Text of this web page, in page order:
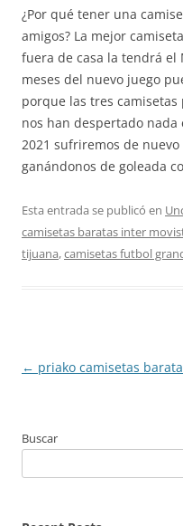
¿Por qué tener una
amigos? La mejor
fuera de casa la tendrá el
meses del nuevo juego
porque las tres
nos han despertado
2021 sufriremos de
ganándonos de goleada
Esta entrada se publicó en
camisetas baratas inter
tijuana,camisetas futbol
Navegación
← priako camisetas
Buscar